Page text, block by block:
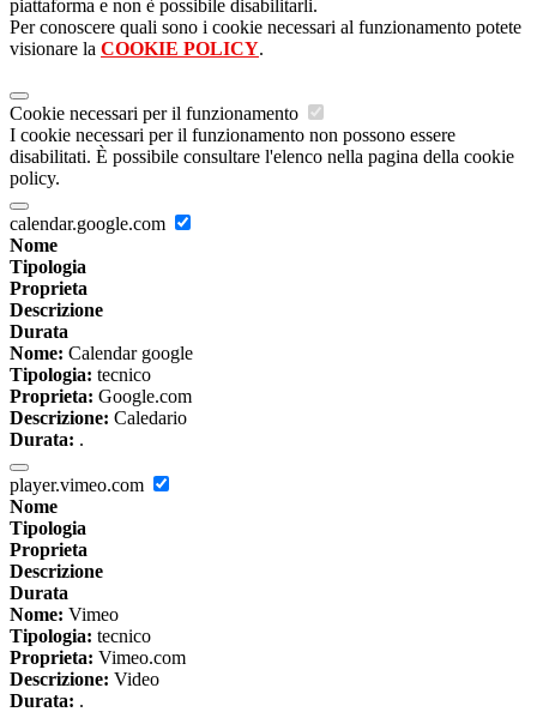
piattaforma e non è possibile disabilitarli.
Per conoscere quali sono i cookie necessari al funzionamento potete
visionare la COOKIE POLICY.
Cookie necessari per il funzionamento
I cookie necessari per il funzionamento non possono essere
disabilitati. È possibile consultare l'elenco nella pagina della cookie
policy.
calendar.google.com
Nome
Tipologia
Proprieta
Descrizione
Durata
Nome: Calendar google
Tipologia: tecnico
Proprieta: Google.com
Descrizione: Caledario
Durata: .
player.vimeo.com
Nome
Tipologia
Proprieta
Descrizione
Durata
Nome: Vimeo
Tipologia: tecnico
Proprieta: Vimeo.com
Descrizione: Video
Durata: .